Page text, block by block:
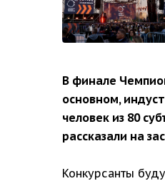
В финале
основном,
человек из 80
рассказали на
Конкурсанты